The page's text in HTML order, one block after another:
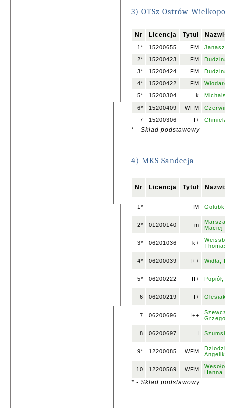
3) OTSz Ostrów
Nr Licencja Tytuł
1* 15200655 FM
2*
15200423 FM
3*
15200424 FM
4*
15200422 FM
5*
15200304 k
6*
15200409 WFM
7
15200306 I+
* - Skład podstawowy
4) MKS Sandecja
Nr Licencja Tytuł
1* IM
2* 01200140 m
Maciej
3* 06201036 k+
4* 06200039 I++ Widła,
5* 06200222 II+
6 06200219 I+
7 06200696 I++
8 06200697 I
9* 12200085 WFM
10 12200569 WFM
Hanna
* - Skład podstawowy